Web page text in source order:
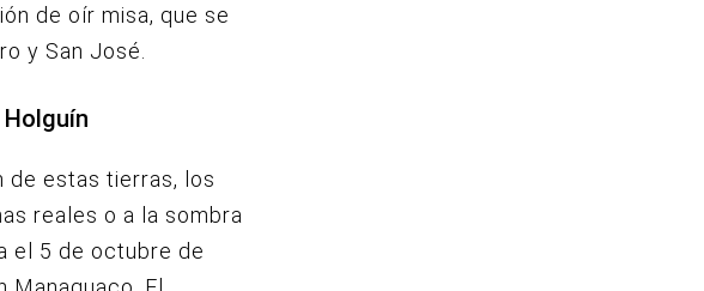
de oír misa, que se
y San José.
de estas tierras, los
reales o a la sombra
el 5 de octubre de